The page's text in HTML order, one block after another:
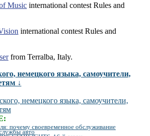
Music international contest Rules and
international contest Rules and
from Terralba, Italy.
немецкого языка, самоучители,
↓
почему своевременное обслуживание
авто